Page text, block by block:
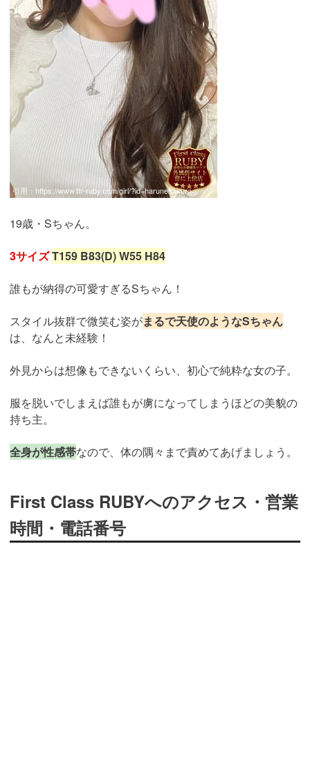
引用： https://www.tfr-ruby.com/girl/?id=harunesakura
19歳・Sちゃん。
3サイズT159 B83(D) W55 H84
誰もが納得の可愛すぎるSちゃん！
スタイル抜群で微笑む姿がまるで天使のようなSちゃん
は、なんと未経験！
外見からは想像もできないくらい、初心で純粋な女の子。
服を脱いでしまえば誰もが虜になってしまうほどの美貌の
持ち主。
全身が性感帯なので、体の隅々まで責めてあげましょう。
First Class RUBYへのアクセス・営業
時間・電話番号